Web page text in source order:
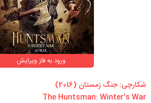
ورود به فاز ویرایش
‏شکارچی: جنگ زمستان‏ (2016)